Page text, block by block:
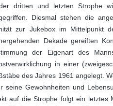
dritten und letzten Strophe
Diesmal stehen die
zur Jukebox im Mittelpunkt
Dekade gereiften
der Eigenart des
in einer
des Jahres 1961 angelegt.
seine Gewohnheiten und
auf die Strophe folgt ein letztes